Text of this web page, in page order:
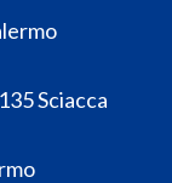
Sciacca